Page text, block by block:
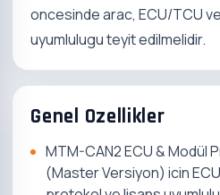
oncesinde arac, ECU/TCU
uyumlulugu teyit edilmelidir.
Genel Ozellikler
MTM-CAN2 ECU & Modül
(Master Versiyon) icin